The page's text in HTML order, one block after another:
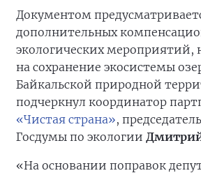
Документом
дополнительных
экологических мероприятий,
на сохранение экосистемы
Байкальской природной
подчеркнул координатор
«Чистая страна»,
Госдумы по экологии
«На основании поправок